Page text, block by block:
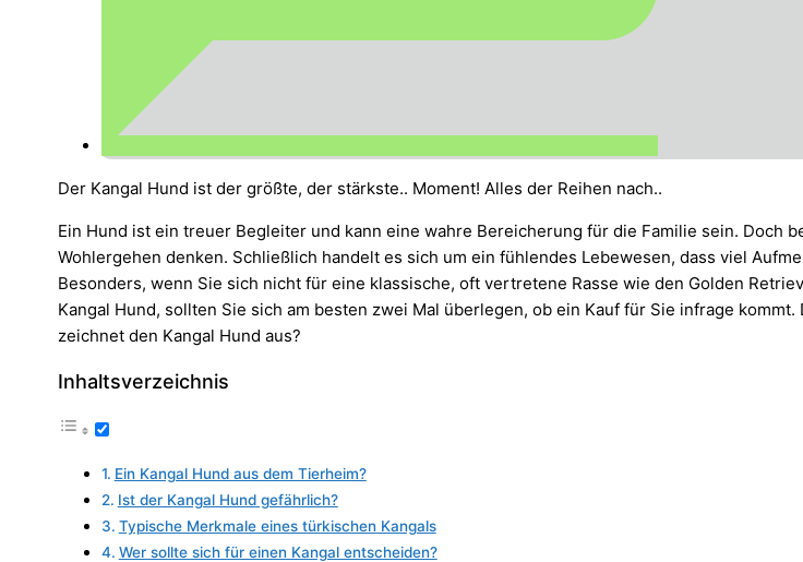
Der Kangal Hund ist der größte, der stärkste.. Moment! Alles der Reihen nach..
Ein Hund ist ein treuer Begleiter und kann eine wahre Bereicherung für die Familie sein. Doch
Wohlergehen denken. Schließlich handelt es sich um ein fühlendes Lebewesen, dass viel
Besonders, wenn Sie sich nicht für eine klassische, oft vertretene Rasse wie den Golden
Kangal Hund, sollten Sie sich am besten zwei Mal überlegen, ob ein Kauf für Sie infrage
zeichnet den Kangal Hund aus?
Inhaltsverzeichnis
Ein Kangal Hund aus dem Tierheim?
Ist der Kangal Hund gefährlich?
Typische Merkmale eines türkischen Kangals
Wer sollte sich für einen Kangal entscheiden?